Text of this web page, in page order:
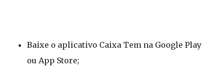
Baixe o aplicativo Caixa Tem na Google Play
ou App Store;